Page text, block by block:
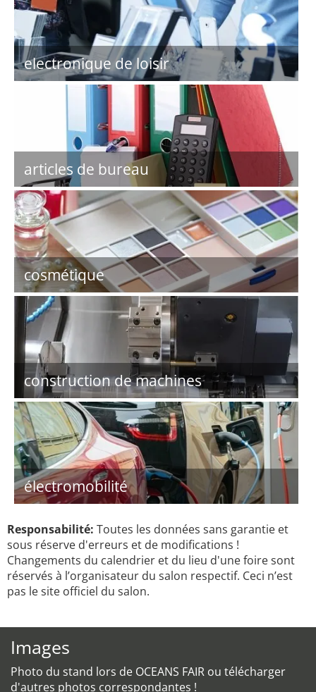
electronique de loisir
articles de bureau
cosmétique
construction de machines
électromobilité
Responsabilité: Toutes les données sans garantie et
sous réserve d'erreurs et de modifications !
Changements du calendrier et du lieu d'une foire sont
réservés à l’organisateur du salon respectif. Ceci n’est
pas le site officiel du salon.
Images
Photo du stand lors de OCEANS FAIR ou télécharger
d'autres photos correspondantes !